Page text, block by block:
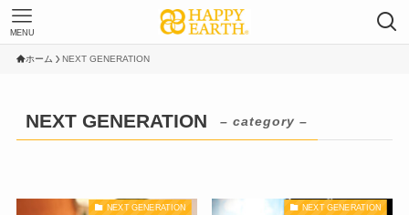
MENU
ホーム NEXT GENERATION
NEXT GENERATION – category –
NEXT GENERATION NEXT GENERATION